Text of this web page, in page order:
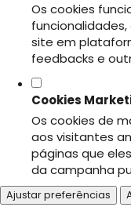
Os cookies
site em
feedbacks e
Cookies
Os cookies de
aos visitantes
páginas que
da campanha
Ajustar preferências